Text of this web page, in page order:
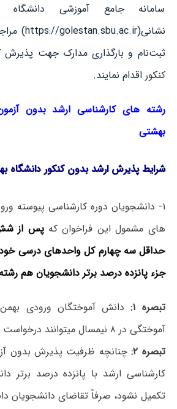
سامانه جامع آموزشی
نشانی(
https://golestan.sbu.ac.ir
)
ثبت‌نام و بارگذاری مدارک جهت پذیرش
کنکور اقدام نمایند.​​​​​​
بهشتی
شرایط پذیرش ارشد بدون کنکور دانشگاه
های مشمول این فراخوان کهپس از شش
حداقل سه چهارم کل واحدهای درسی
جزء پانزده درصد برتر دانشجویان هم
تبصره ۱:
آموختگی در ۸ نیمسال میتوانند درخواست خود را ارائه نمایند.
تبصره ۲:
چنانچه ظرفیت پذیرش بدون
کارشناسی ارشد با پانزده درصد برتر
تکمیل نشود، صرفاً تقاضای دانشجویان